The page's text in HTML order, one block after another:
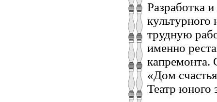
Разработка
трудную
именно
капремонта.
«Дом
Театр юного